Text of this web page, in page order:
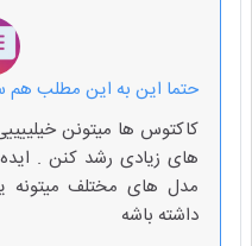
حتما این به این مطلب هم
کاکتوس ها میتونن
های زیادی رشد کنن .
مدل های مختلف میتونه
داشته باشه